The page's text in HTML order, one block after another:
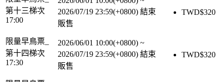
第十三梯次
17:00
2026/07/19 23:59(+0800) 結束
販售
TWD$320
限量早鳥票_
第十四梯次
17:30
2026/06/01 10:00(+0800) ~
2026/07/19 23:59(+0800) 結束
販售
TWD$320